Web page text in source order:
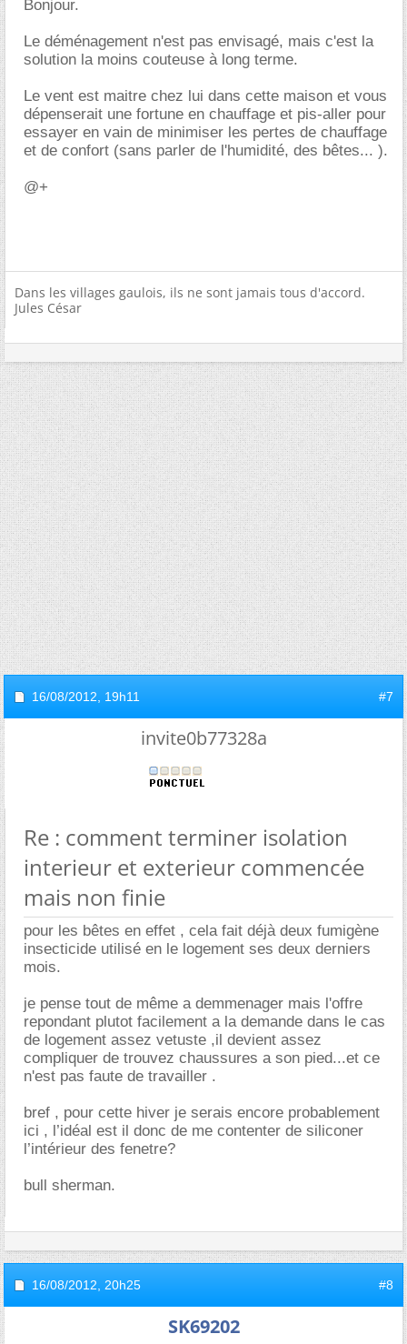
Bonjour.
Le déménagement n'est pas envisagé, mais c'est la
solution la moins couteuse à long terme.
Le vent est maitre chez lui dans cette maison et vous
dépenserait une fortune en chauffage et pis-aller pour
essayer en vain de minimiser les pertes de chauffage
et de confort (sans parler de l'humidité, des bêtes... ).
@+
Dans les villages gaulois, ils ne sont jamais tous d'accord.
Jules César
16/08/2012, 19h11 #7
invite0b77328a
Re : comment terminer isolation
interieur et exterieur commencée
mais non finie
pour les bêtes en effet , cela fait déjà deux fumigène
insecticide utilisé en le logement ses deux derniers
mois.
je pense tout de même a demmenager mais l'offre
repondant plutot facilement a la demande dans le cas
de logement assez vetuste ,il devient assez
compliquer de trouvez chaussures a son pied...et ce
n'est pas faute de travailler .
bref , pour cette hiver je serais encore probablement
ici , l’idéal est il donc de me contenter de siliconer
l’intérieur des fenetre?
bull sherman.
16/08/2012, 20h25 #8
SK69202